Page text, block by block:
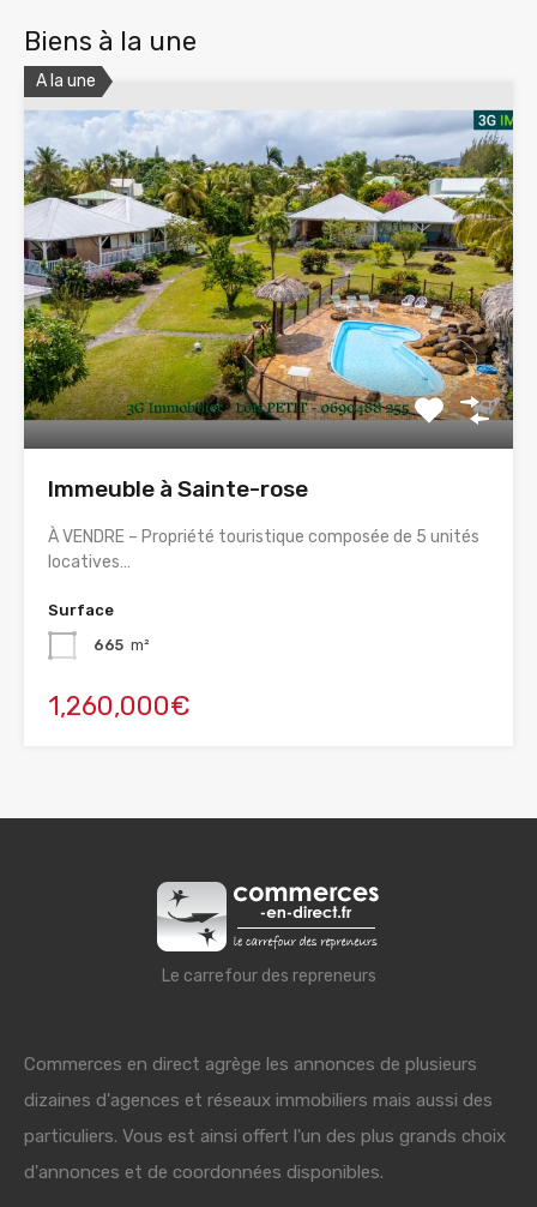
Biens à la une
A la une
Immeuble à Sainte-rose
À VENDRE – Propriété touristique composée de 5 unités
locatives…
Surface
665 m²
1,260,000€
Le carrefour des repreneurs
Commerces en direct agrège les annonces de plusieurs
dizaines d'agences et réseaux immobiliers mais aussi des
particuliers. Vous est ainsi offert l'un des plus grands choix
d'annonces et de coordonnées disponibles.